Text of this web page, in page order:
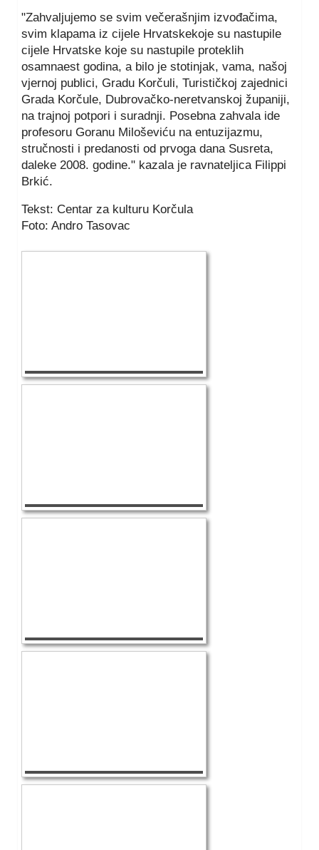
"Zahvaljujemo se svim večerašnjim izvođačima,
svim klapama iz cijele Hrvatskekoje su nastupile
cijele Hrvatske koje su nastupile proteklih
osamnaest godina, a bilo je stotinjak, vama, našoj
vjernoj publici, Gradu Korčuli, Turističkoj zajednici
Grada Korčule, Dubrovačko-neretvanskoj županiji,
na trajnoj potpori i suradnji. Posebna zahvala ide
profesoru Goranu Miloševiću na entuzijazmu,
stručnosti i predanosti od prvoga dana Susreta,
daleke 2008. godine." kazala je ravnateljica Filippi
Brkić.
Tekst: Centar za kulturu Korčula
Foto: Andro Tasovac